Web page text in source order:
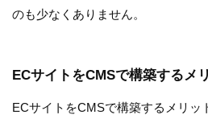
のも少なくありません。
ECサイトをCMSで構築するメ
ECサイトをCMSで構築するメリッ